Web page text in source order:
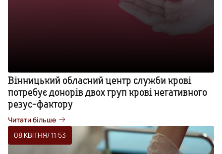
Вінницький обласний центр служби крові
потребує донорів двох груп крові негативного
резус-фактору
Читати більше
08 КВІТНЯ/ 11:53